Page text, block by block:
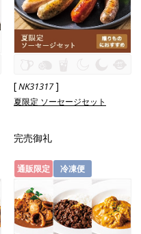
[NK31317]
夏限定 ソーセージセット
完売御礼
通販限定 冷凍便